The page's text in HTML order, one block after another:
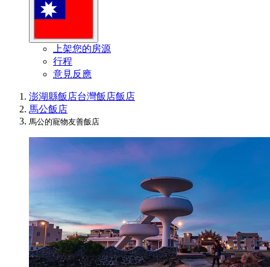
上架您的房源
行程
意見反應
澎湖縣飯店台灣飯店飯店
馬公飯店
馬公的寵物友善飯店